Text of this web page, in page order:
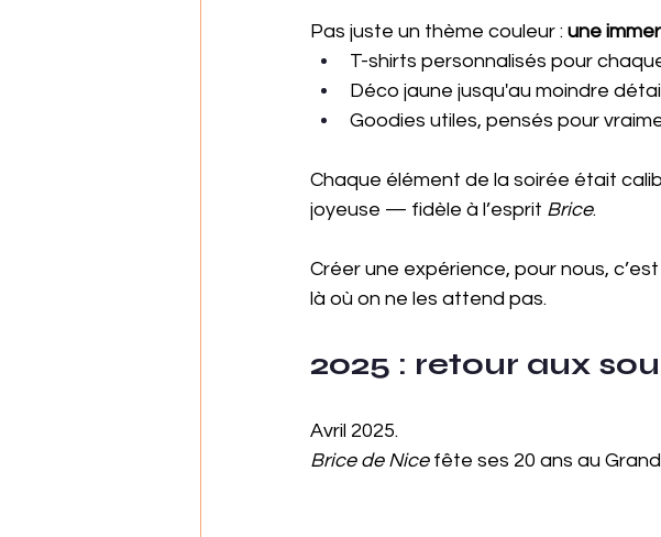
Pas juste un thème couleur : une
T-shirts personnalisés pour
Déco jaune jusqu'au moindre
Goodies utiles, pensés pour
Chaque élément de la soirée était
joyeuse — fidèle à l’esprit Brice.
Créer une expérience, pour nous, c’est
là où on ne les attend pas.
2025 : retour aux
Avril 2025.
Brice de Nice fête ses 20 ans au